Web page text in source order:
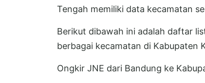
Tengah memiliki data kecamatan
Berikut dibawah ini adalah daftar
berbagai kecamatan di Kabupaten
Ongkir JNE dari Bandung ke